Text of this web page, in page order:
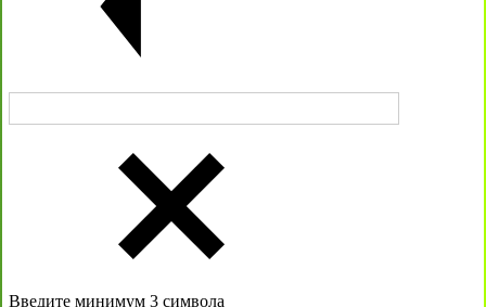
Введите минимум 3 символа